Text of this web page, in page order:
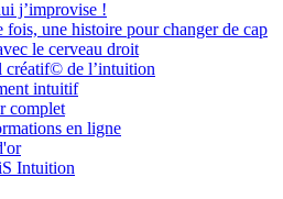
j’improvise !
fois, une histoire pour changer de cap
le cerveau droit
créatif© de l’intuition
intuitif
complet
en ligne
Intuition